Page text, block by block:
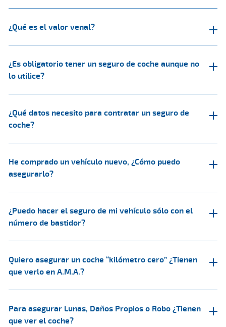
¿Qué es el valor venal?
¿Es obligatorio tener un seguro de coche aunque no
lo utilice?
¿Qué datos necesito para contratar un seguro de
coche?
He comprado un vehículo nuevo, ¿Cómo puedo
asegurarlo?
¿Puedo hacer el seguro de mi vehículo sólo con el
número de bastidor?
Quiero asegurar un coche “kilómetro cero” ¿Tienen
que verlo en A.M.A.?
Para asegurar Lunas, Daños Propios o Robo ¿Tienen
que ver el coche?